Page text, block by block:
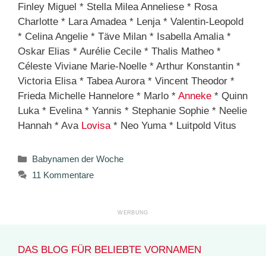
Finley Miguel * Stella Milea Anneliese * Rosa
Charlotte * Lara Amadea * Lenja * Valentin-Leopold
* Celina Angelie * Täve Milan * Isabella Amalia *
Oskar Elias * Aurélie Cecile * Thalis Matheo *
Céleste Viviane Marie-Noelle * Arthur Konstantin *
Victoria Elisa * Tabea Aurora * Vincent Theodor *
Frieda Michelle Hannelore * Marlo * Anneke * Quinn
Luka * Evelina * Yannis * Stephanie Sophie * Neelie
Hannah * Ava Lovisa * Neo Yuma * Luitpold Vitus
Kategorien
Babynamen der Woche
11 Kommentare
DAS BLOG FÜR BELIEBTE VORNAMEN